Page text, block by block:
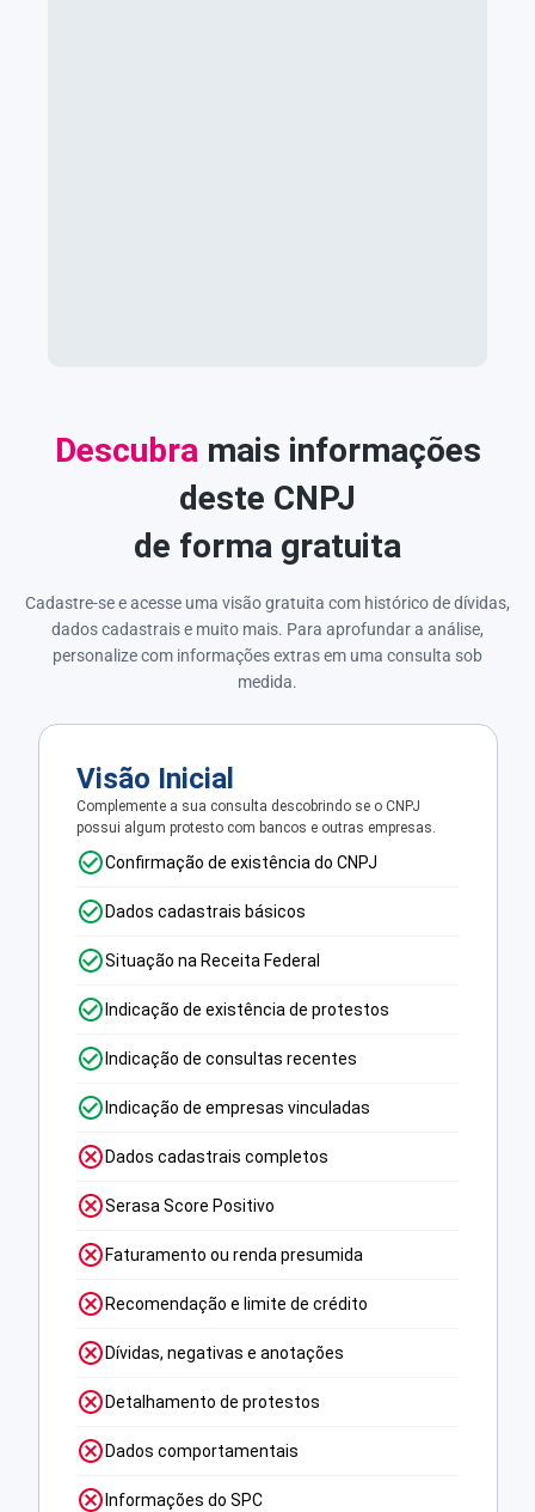
Descubra mais informações
deste CNPJ
de forma gratuita
Cadastre-se e acesse uma visão gratuita com histórico de dívidas,
dados cadastrais e muito mais. Para aprofundar a análise,
personalize com informações extras em uma consulta sob
medida.
Visão Inicial
Complemente a sua consulta descobrindo se o CNPJ
possui algum protesto com bancos e outras empresas.
Confirmação de existência do CNPJ
Dados cadastrais básicos
Situação na Receita Federal
Indicação de existência de protestos
Indicação de consultas recentes
Indicação de empresas vinculadas
Dados cadastrais completos
Serasa Score Positivo
Faturamento ou renda presumida
Recomendação e limite de crédito
Dívidas, negativas e anotações
Detalhamento de protestos
Dados comportamentais
Informações do SPC